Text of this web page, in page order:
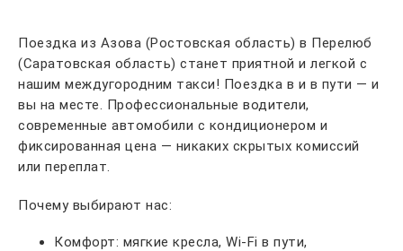
Поездка из Азова (Ростовская область) в Перелюб
(Саратовская область) станет приятной и легкой с
нашим междугородним такси! Поездка в и в пути — и
вы на месте. Профессиональные водители,
современные автомобили с кондиционером и
фиксированная цена — никаких скрытых комиссий
или переплат.
Почему выбирают нас:
Комфорт: мягкие кресла, Wi-Fi в пути,